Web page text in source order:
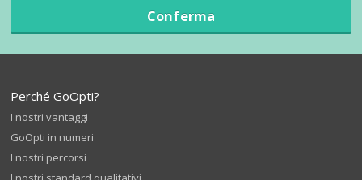
Conferma
Perché GoOpti?
I nostri vantaggi
GoOpti in numeri
I nostri percorsi